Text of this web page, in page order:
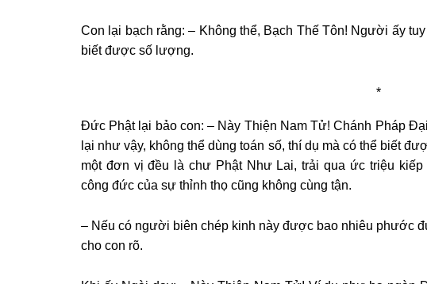
Con lại bạch rằng: – Không thể, Bạch Thế Tôn! Người ấy
biết được số lượng.
*
Đức Phật lại bảo con: – Này Thiện Nam Tử! Chánh Pháp
lại như vậy, không thể dùng toán số, thí dụ mà có thể biết
một đơn vị đều là chư Phật Như Lai, trải qua ức triệu
công đức của sự thỉnh thọ cũng không cùng tận.
– Nếu có người biên chép kinh này được bao nhiêu phước
cho con rõ.